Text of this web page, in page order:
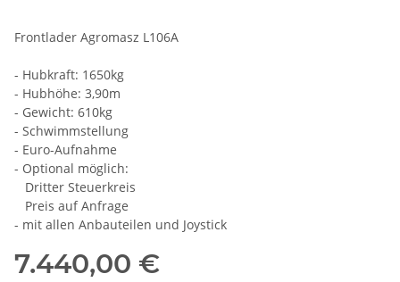
Frontlader Agromasz L106A
- Hubkraft: 1650kg
- Hubhöhe: 3,90m
- Gewicht: 610kg
- Schwimmstellung
- Euro-Aufnahme
- Optional möglich:
Dritter Steuerkreis
Preis auf Anfrage
- mit allen Anbauteilen und Joystick
7.440,00 €